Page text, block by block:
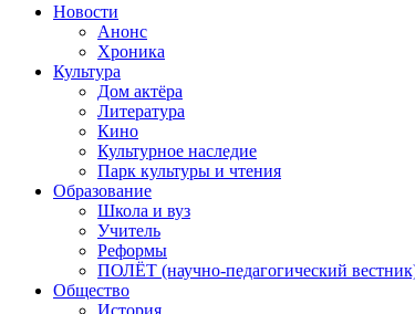
Новости
Анонс
Хроника
Культура
Дом актёра
Литература
Кино
Культурное наследие
Парк культуры и чтения
Образование
Школа и вуз
Учитель
Реформы
ПОЛЁТ (научно-педагогический
Общество
История